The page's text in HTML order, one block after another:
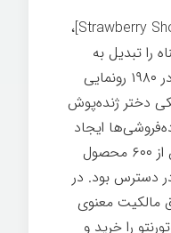
Strawberry]،
را تبديل به
شخصیت کرده بود، اولین بار در ۱۹۸۰ رونمایی
دختر ژنده‌پوش
ایجاد
کرد. در کمتر از یک سال، بیش از ۶۰۰ محصول
دسترس بود. در
مالكيت معنوی
را خرید و